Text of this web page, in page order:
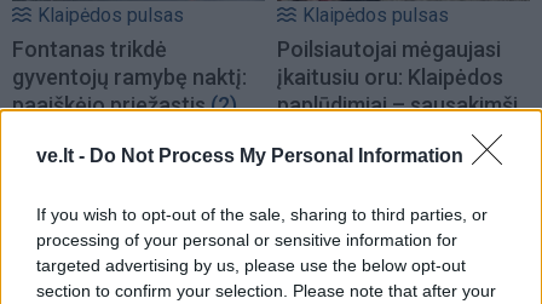
ve.lt - Do Not Process My Personal Information
If you wish to opt-out of the sale, sharing to third parties, or
processing of your personal or sensitive information for
targeted advertising by us, please use the below opt-out
section to confirm your selection. Please note that after your
Klaipėdos pulsas
Fontanas trikdė
gyventojų ramybę naktį:
paaiškėjo priežastis(2)
Klaipėdos pulsas
Poilsiautojai mėgaujasi
įkaitusiu oru: Klaipėdos
paplūdimiai – sausakimši